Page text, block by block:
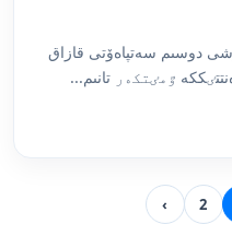
دوسىم سەتپاەۆتى قازاق
ٷمٸتكەر تانىم...
2
›